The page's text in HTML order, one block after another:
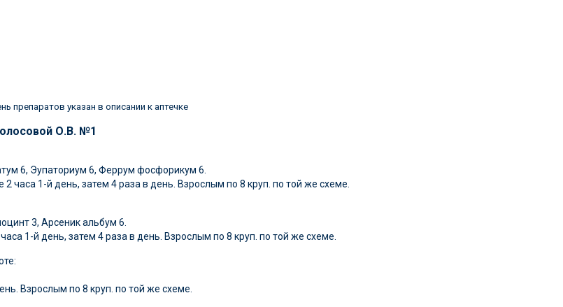
препаратов указан в описании к аптечке
О.В. №1
6, Эупаториум 6, Феррум фосфорикум 6.
часа 1-й день, затем 4 раза в день. Взрослым по 8 круп. по той же схеме.
3, Арсеник альбум 6.
1-й день, затем 4 раза в день. Взрослым по 8 круп. по той же схеме.
Взрослым по 8 круп. по той же схеме.